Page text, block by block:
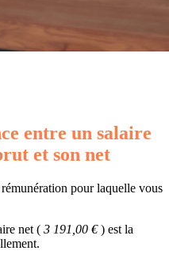
entre un salaire
et son net
pour laquelle vous
net ( 3 191,00 €) est la